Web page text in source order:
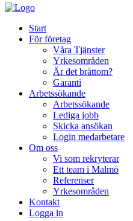
Start
För företag
Våra Tjänster
Yrkesområden
Är det bråttom?
Garanti
Arbetssökande
Arbetssökande
Lediga jobb
Skicka ansökan
Login medarbetare
Om oss
Vi som rekryterar
Ett team i Malmö
Referenser
Yrkesområden
Kontakt
Logga in